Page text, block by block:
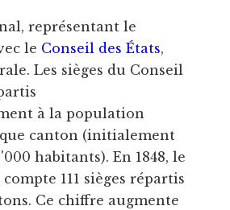
représentant le
le Conseil des États,
Les sièges du Conseil
à la population
canton (initialement
habitants). En 1848, le
111 sièges répartis
Ce chiffre augmente